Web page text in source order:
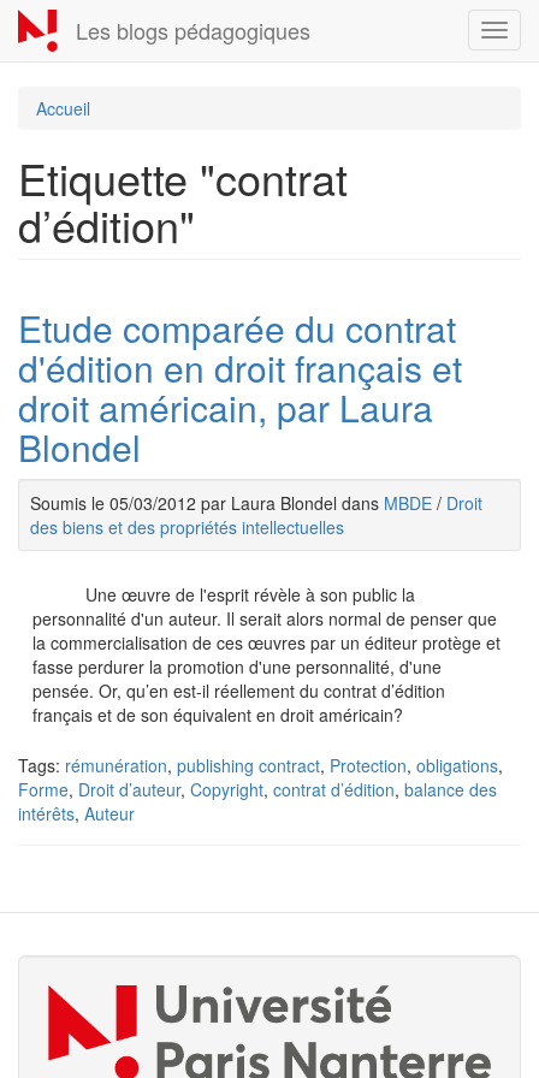
Aller
au
contenu
Les blogs pédagogiques
Accueil
Etiquette "contrat
d’édition"
Etude comparée du contrat
d'édition en droit français et
droit américain, par Laura
Blondel
Soumis le 05/03/2012 par Laura Blondel dans MBDE / Droit
des biens et des propriétés intellectuelles
Une œuvre de l'esprit révèle à son public la
personnalité d'un auteur. Il serait alors normal de penser que
la commercialisation de ces œuvres par un éditeur protège et
fasse perdurer la promotion d'une personnalité, d'une
pensée. Or, qu’en est-il réellement du contrat d’édition
français et de son équivalent en droit américain?
Tags: rémunération, publishing contract, Protection, obligations,
Forme, Droit d’auteur, Copyright, contrat d’édition, balance des
intérêts, Auteur